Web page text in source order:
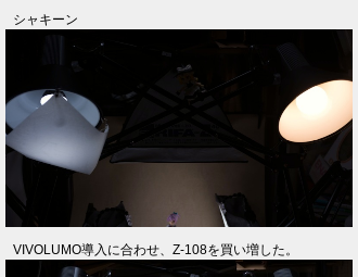
シャキーン
VIVOLUMO導入に合わせ、Z-108を買い増した。